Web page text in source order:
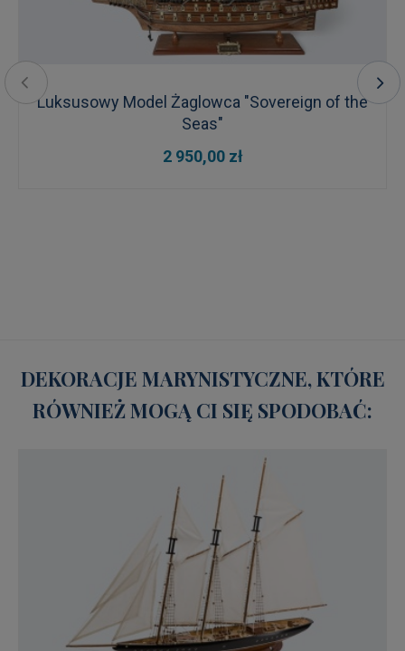
Luksusowy Model Żaglowca "Sovereign of the
Seas"
2 950,00 zł
DEKORACJE MARYNISTYCZNE, KTÓRE
RÓWNIEŻ MOGĄ CI SIĘ SPODOBAĆ: